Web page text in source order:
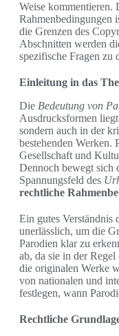
Weise kommentieren.
Rahmenbedingungen
die Grenzen des
Abschnitten werden
spezifische Fragen zu
Einleitung in das
Die Bedeutung von
Ausdrucksformen
sondern auch in der
bestehenden Werken.
Gesellschaft und
Dennoch bewegt sich
Spannungsfeld des
rechtliche
Ein gutes Verständnis
unerlässlich, um die
Parodien klar zu
ab, da sie in der
die originalen Werke
von nationalen und
festlegen, wann
Rechtliche